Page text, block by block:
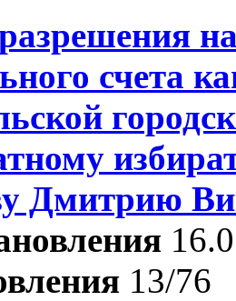
счета
Дмитрию
13/76